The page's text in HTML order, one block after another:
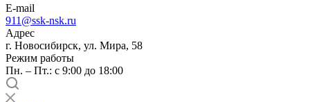
E-mail
911@ssk-nsk.ru
Адрес
г. Новосибирск, ул. Мира, 58
Режим работы
Пн. – Пт.: с 9:00 до 18:00